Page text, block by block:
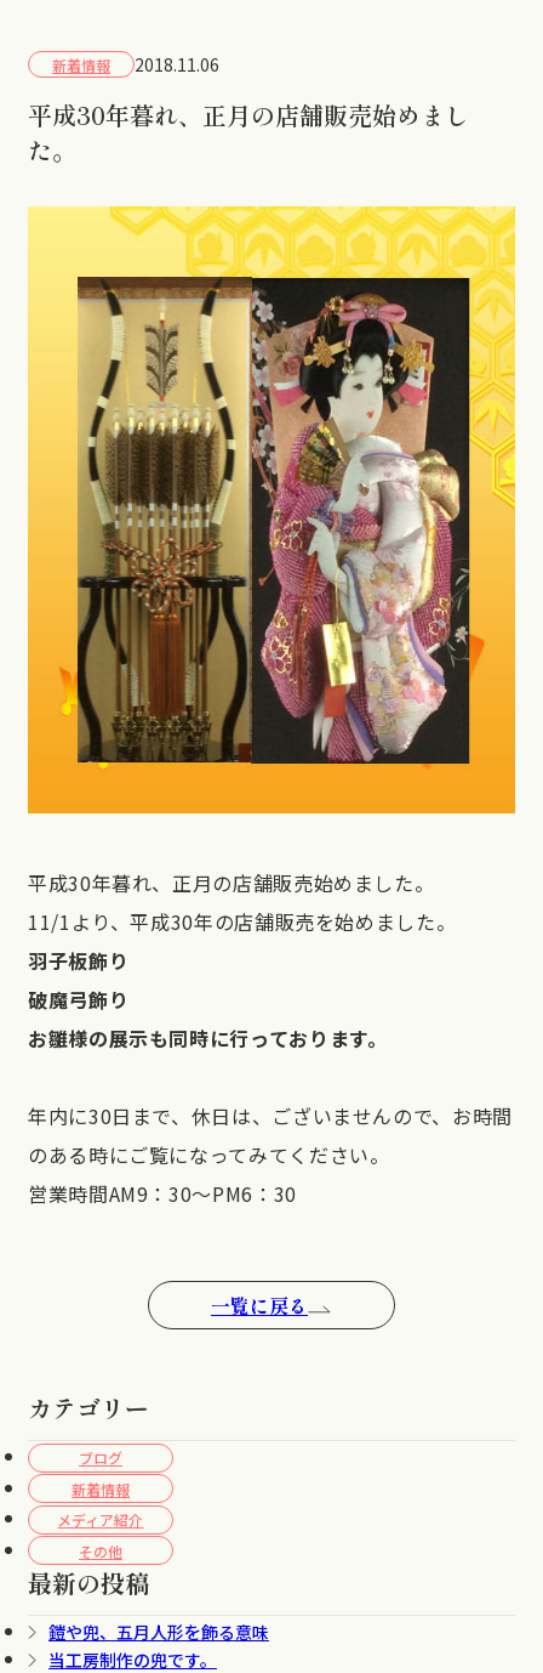
カテゴリー
ブログ
新着情報
メディア紹介
その他
最新の投稿
鎧や兜、五月人形を飾る意味
当工房制作の兜です。
新着情報 2018.11.06
平成30年暮れ、正月の店舗販売始めまし
た。
平成30年暮れ、正月の店舗販売始めました。
11/1より、平成30年の店舗販売を始めました。
羽子板飾り
破魔弓飾り
お雛様の展示も同時に行っております。
年内に30日まで、休日は、ございませんので、お時間
のある時にご覧になってみてください。
営業時間AM9：30～PM6：30
一覧に戻る